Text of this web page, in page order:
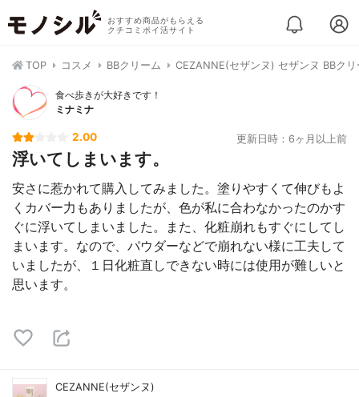
おすすめ商品がもらえる
クチコミポイ活サイト
TOP コスメ BBクリーム CEZANNE(セザンヌ) セザンヌ BBクリ
食べ歩きが大好きです！
ミナミナ
2.00 更新日時：6ヶ月以上前
浮いてしまいます。
安さに惹かれて購入してみました。塗りやすくて伸びもよ
くカバー力もありましたが、色が私に合わなかったのかす
ぐに浮いてしまいました。また、化粧崩れもすぐにしてし
まいます。なので、パウダーなどで崩れない様に工夫して
いましたが、１日化粧直しできない時には使用が難しいと
思います。
CEZANNE(セザンヌ)